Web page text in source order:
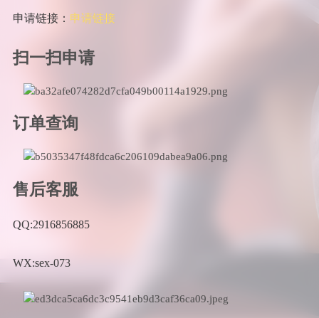
申请链接： 申请链接
扫一扫申请
订单查询
售后客服
QQ:2916856885
WX:sex-073